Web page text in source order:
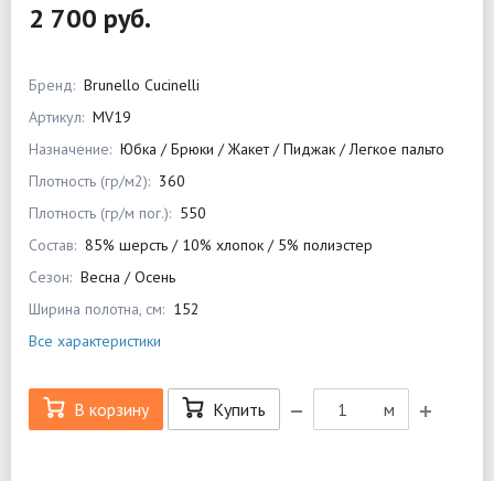
2 700 руб.
Бренд: Brunello Cucinelli
Артикул: MV19
Назначение: Юбка / Брюки / Жакет / Пиджак / Легкое пальто
Плотность (гр/м2): 360
Плотность (гр/м пог.): 550
Состав: 85% шерсть / 10% хлопок / 5% полиэстер
Сезон: Весна / Осень
Ширина полотна, см: 152
Все характеристики
В корзину Купить м